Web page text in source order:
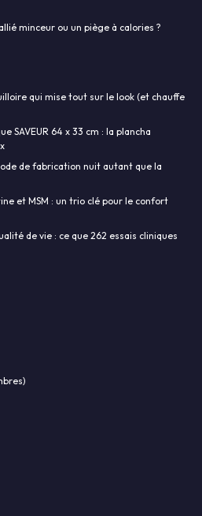
minceur ou un piège à calories ?
qui mise tout sur le look (et chauffe
SAVEUR 64 x 33 cm : la plancha
de fabrication nuit autant que la
et MSM : un trio clé pour le confort
de vie : ce que 262 essais cliniques